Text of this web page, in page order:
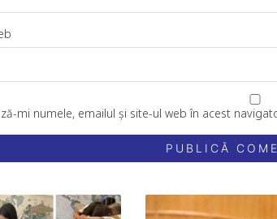
mi numele, emailul și site-ul web în acest